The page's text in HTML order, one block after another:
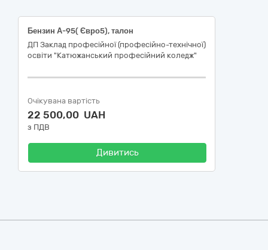
Бензин А-95( Євро5), талон
ДП Заклад професійної (професійно-технічної)
освіти "Катюжанський професійний коледж"
Очікувана вартість
22 500,00 UAH
з ПДВ
Дивитись